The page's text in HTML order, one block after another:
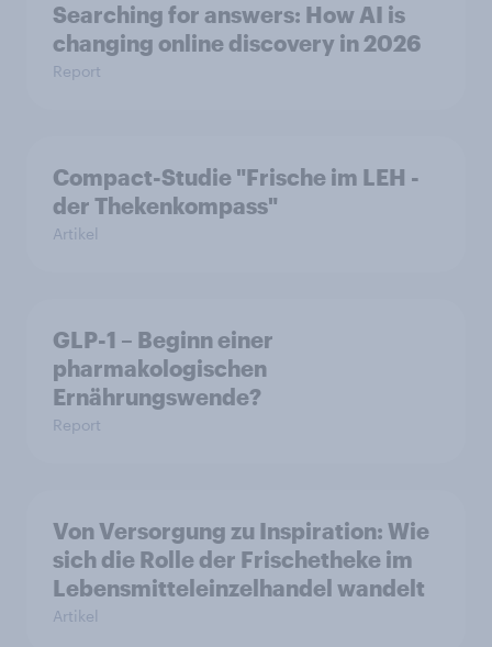
Searching for answers: How AI is
changing online discovery in 2026
Report
Compact-Studie "Frische im LEH -
der Thekenkompass"
Artikel
GLP-1 – Beginn einer
pharmakologischen
Ernährungswende?
Report
Von Versorgung zu Inspiration: Wie
sich die Rolle der Frischetheke im
Lebensmitteleinzelhandel wandelt
Artikel